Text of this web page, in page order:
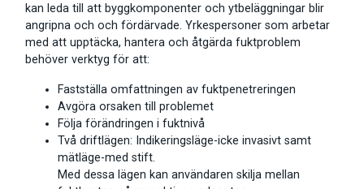
kan leda till att byggkomponenter och ytbeläggningar blir
angripna och och fördärvade. Yrkespersoner som arbetar
med att upptäcka, hantera och åtgärda fuktproblem
behöver verktyg för att:
Fastställa omfattningen av fuktpenetreringen
Avgöra orsaken till problemet
Följa förändringen i fuktnivå
Två driftlägen: Indikeringsläge-icke invasivt samt
mätläge-med stift.
Med dessa lägen kan användaren skilja mellan